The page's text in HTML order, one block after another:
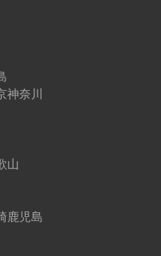
神奈川
山
鹿児島